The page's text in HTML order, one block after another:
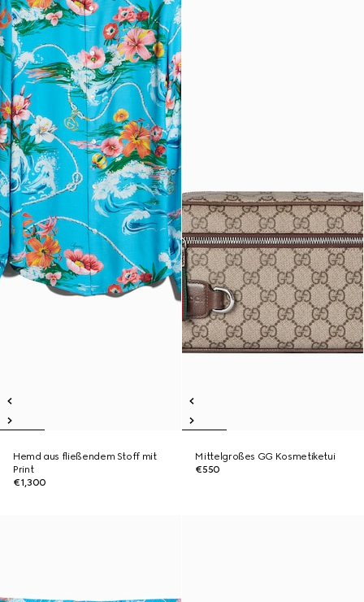
Hemd aus fließendem Stoff mit
Print
€1,300
Mittelgroßes GG Kosmetiketui
€550